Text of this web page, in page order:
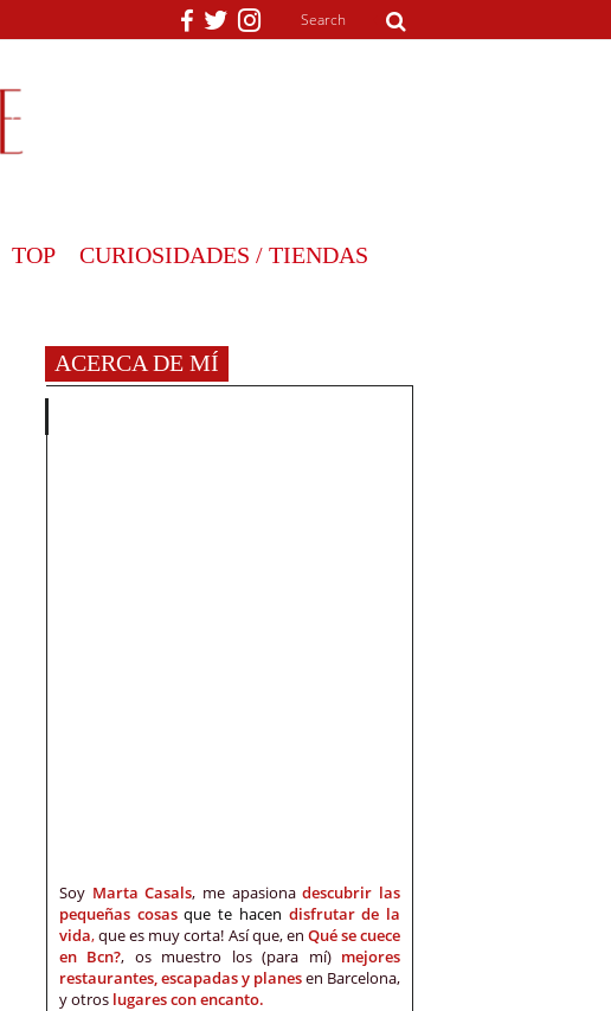
TOP CURIOSIDADES / TIENDAS
ACERCA DE MÍ
Soy Marta Casals, me apasionadescubrir las
pequeñas cosasque te hacen disfrutar de la
vida,que es muy corta! Así que, en Qué se cuece
en Bcn?, os muestro los (para mí) mejores
restaurantes, escapadas y planesen Barcelona,
y otros lugares con encanto.